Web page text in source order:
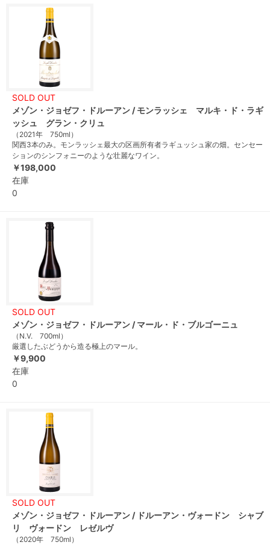
SOLD OUT
メゾン・ジョゼフ・ドルーアン / モンラッシェ マルキ・ド・ラギ
ッシュ グラン・クリュ
（2021年 750ml）
関西3本のみ。モンラッシェ最大の区画所有者ラギュッシュ家の畑。センセー
ションのシンフォニーのような壮麗なワイン。
￥198,000
在庫
0
SOLD OUT
メゾン・ジョゼフ・ドルーアン / マール・ド・ブルゴーニュ
（N.V. 700ml）
厳選したぶどうから造る極上のマール。
￥9,900
在庫
0
SOLD OUT
メゾン・ジョゼフ・ドルーアン / ドルーアン・ヴォードン シャブ
リ ヴォードン レゼルヴ
（2020年 750ml）